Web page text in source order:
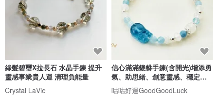
綠髮碧璽X拉長石 水晶手鍊 提升
靈感事業貴人運 清理負能量
Crystal LaVie
信心滿滿貔貅手鍊(含開光)增添勇
氣、助思緒、創意靈感、穩定情
緒
咕咕好運GoodGoodLuck